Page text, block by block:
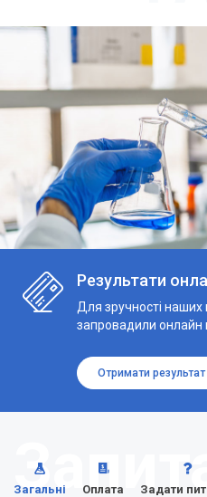
Результати
Для зручності наших
запровадили онлайн
Отримати результат
Загальні Оплата Задати